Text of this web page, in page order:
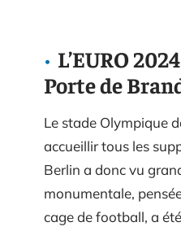
L’EURO
Porte de
Le stade Olympique
accueillir tous les
Berlin a donc vu
monumentale,
cage de football, a